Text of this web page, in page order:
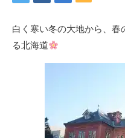
白く寒い冬の大地から、春
る北海道